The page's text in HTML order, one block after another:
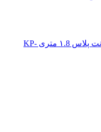
کابل DisplayPort به HDMI کی نت پلاس ۱.8 متری KP-